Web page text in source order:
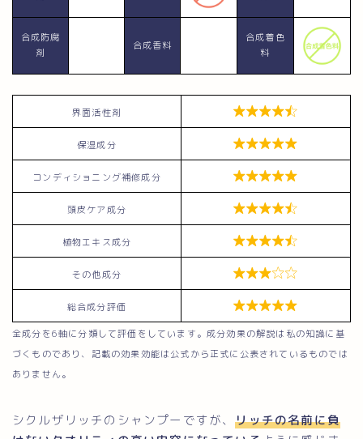
合成防腐
剤
合成香料
合成着色
料
界面活性剤 
保湿成分 
コンディショニング補修成分 
頭皮ケア成分 
植物エキス成分 
その他成分 
総合成分評価 
全成分を6軸に分類して評価をしています。成分効果の解説は私の知識に基
づくものであり、記載の効果効能は公式から正式に公表されているものでは
ありません。
シクルザリッチのシャンプーですが、リッチの名前に負